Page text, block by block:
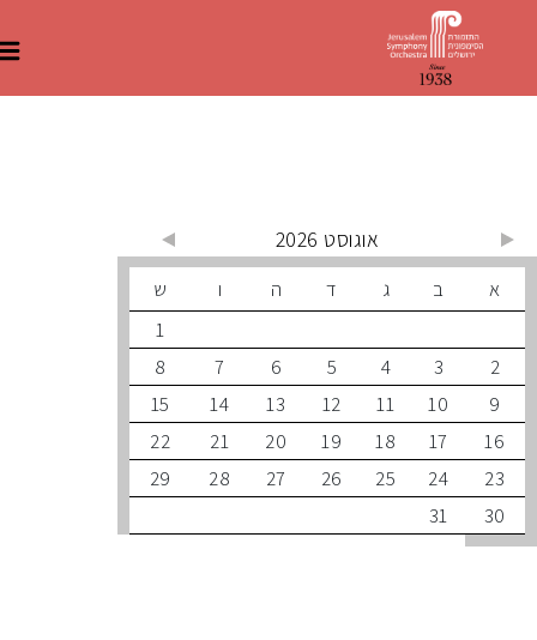
ב ד ה ו
ש
3
5
6
7
8
10
11
12
13
14
15
17
18
19
20
21
22
24
25
26
27
28
29
31